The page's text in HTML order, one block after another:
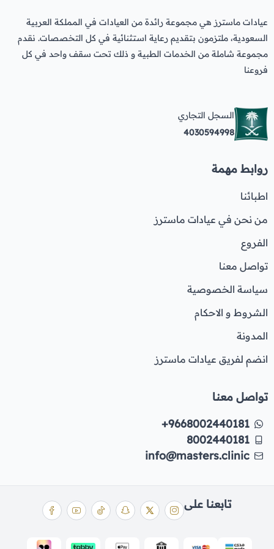
عروض الرجال
عروض قسم الطوارئ
عروض المختبر
عروض الباطنة
عروض العظام
عيادات ماسترز هي مجموعة رائدة من العيادات في المملكة العربية
السعودية، ملتزمون بتقديم رعاية استثنائية في كل التخصصات. نقدم
مجموعة شاملة من الخدمات الطبية و ذلك تحت سقف واحد في كل
فروعنا
السجل التجاري
4030594998
روابط مهمة
اطبائنا
من نحن في عيادات ماسترز
الفروع
تواصل معنا
سياسة الخصوصية
الشروط و الاحكام
المدونة
انضم لفريق عيادات ماسترز
تواصل معنا
+9668002440181
8002440181
info@masters.clinic
تابعنا على